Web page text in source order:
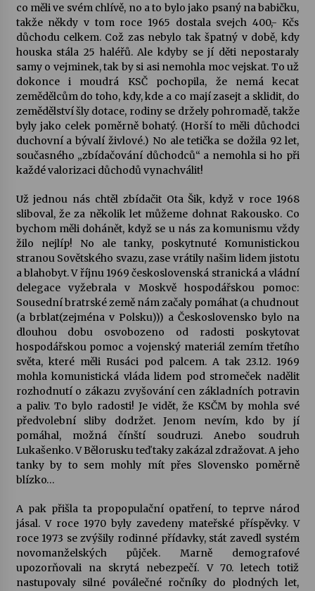
co měli ve svém chlívě, no a to bylo jako psaný na babičku,
takže někdy v tom roce 1965 dostala svejch 400,- Kčs
důchodu celkem. Což zas nebylo tak špatný v době, kdy
houska stála 25 haléřů. Ale kdyby se jí děti nepostaraly
samy o vejminek, tak by si asi nemohla moc vejskat. To už
dokonce i moudrá KSČ pochopila, že nemá kecat
zemědělcům do toho, kdy, kde a co mají zasejt a sklidit, do
zemědělství šly dotace, rodiny se držely pohromadě, takže
byly jako celek poměrně bohatý. (Horší to měli důchodci
duchovní a bývalí živlové.) No ale tetička se dožila 92 let,
současného „zbídačování důchodců“ a nemohla si ho při
každé valorizaci důchodů vynachválit!
Už jednou nás chtěl zbídačit Ota Šik, když v roce 1968
sliboval, že za několik let můžeme dohnat Rakousko. Co
bychom měli dohánět, když se u nás za komunismu vždy
žilo nejlíp! No ale tanky, poskytnuté Komunistickou
stranou Sovětského svazu, zase vrátily našim lidem jistotu
a blahobyt. V říjnu 1969 československá stranická a vládní
delegace vyžebrala v Moskvě hospodářskou pomoc:
Sousední bratrské země nám začaly pomáhat (a chudnout
(a brblat(zejména v Polsku))) a Československo bylo na
dlouhou dobu osvobozeno od radosti poskytovat
hospodářskou pomoc a vojenský materiál zemím třetího
světa, které měli Rusáci pod palcem. A tak 23.12. 1969
mohla komunistická vláda lidem pod stromeček nadělit
rozhodnutí o zákazu zvyšování cen základních potravin
a paliv. To bylo radosti! Je vidět, že KSČM by mohla své
předvolební sliby dodržet. Jenom nevím, kdo by jí
pomáhal, možná čínští soudruzi. Anebo soudruh
Lukašenko. V Bělorusku teď taky zakázal zdražovat. A jeho
tanky by to sem mohly mít přes Slovensko poměrně
blízko…
A pak přišla ta propopulační opatření, to teprve národ
jásal. V roce 1970 byly zavedeny mateřské příspěvky. V
roce 1973 se zvýšily rodinné přídavky, stát zavedl systém
novomanželských půjček. Marně demografové
upozorňovali na skrytá nebezpečí. V 70. letech totiž
nastupovaly silné poválečné ročníky do plodných let,